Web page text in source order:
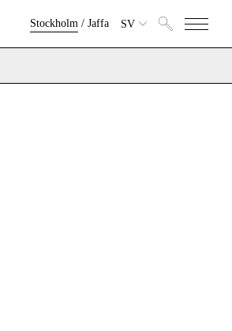
Stockholm/ Jaffa SV